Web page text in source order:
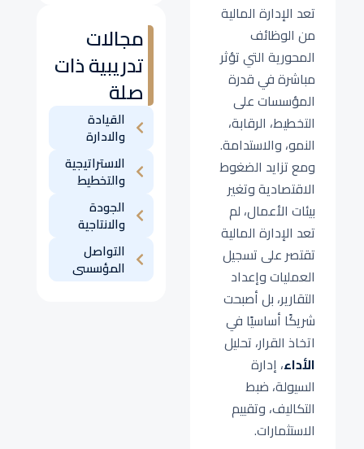
مجالات
تدريبية ذات
صلة
القيادة
والادارة
الاستراتيجية
والتخطيط
الجودة
والانتاجية
التواصل
المؤسسى
تعد الإدارة المالية
من الوظائف
المحورية التي تؤثر
مباشرة في قدرة
المؤسسات على
التخطيط، الرقابة،
النمو، والاستدامة.
ومع تزايد الضغوط
الاقتصادية وتغير
بيئات الأعمال، لم
تعد الإدارة المالية
تقتصر على تسجيل
العمليات وإعداد
التقارير، بل أصبحت
شريكًا أساسيًا في
اتخاذ القرار، تحليل
الأداء، إدارة
السيولة، ضبط
التكاليف، وتقييم
الاستثمارات.